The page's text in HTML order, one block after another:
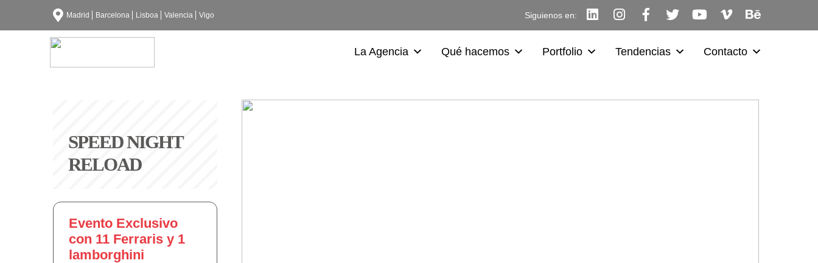
Madrid Barcelona Lisboa Valencia Vigo Siguienos en:
La Agencia Qué hacemos Portfolio Tendencias Contacto
SPEED NIGHT
RELOAD
Evento Exclusivo
con 11 Ferraris y 1
lamborghini